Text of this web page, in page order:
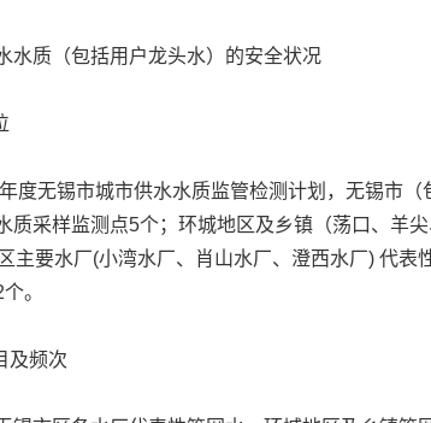
质（包括用户龙头水）的安全状况
无锡市城市供水水质监管检测计划，无锡市（
质采样监测点5个；环城地区及乡镇（荡口、羊
主要水厂(小湾水厂、肖山水厂、澄西水厂) 代
。
频次